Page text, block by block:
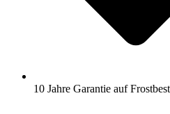
10 Jahre Garantie auf